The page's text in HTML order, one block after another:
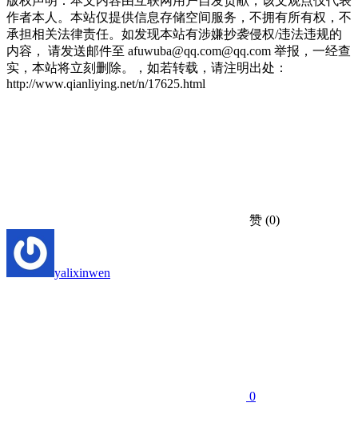
作者本人。本站仅提供信息存储空间服务，不拥有所有权，不
承担相关法律责任。如发现本站有涉嫌抄袭侵权/违法违规的
内容， 请发送邮件至 afuwuba@qq.com@qq.com 举报，一经查
实，本站将立刻删除。，如若转载，请注明出处：
http://www.qianliying.net/n/17625.html
赞 (0)
yalixinwen
0